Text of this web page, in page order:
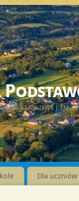
PODSTAWOWEJ IM.
Dla uczniów